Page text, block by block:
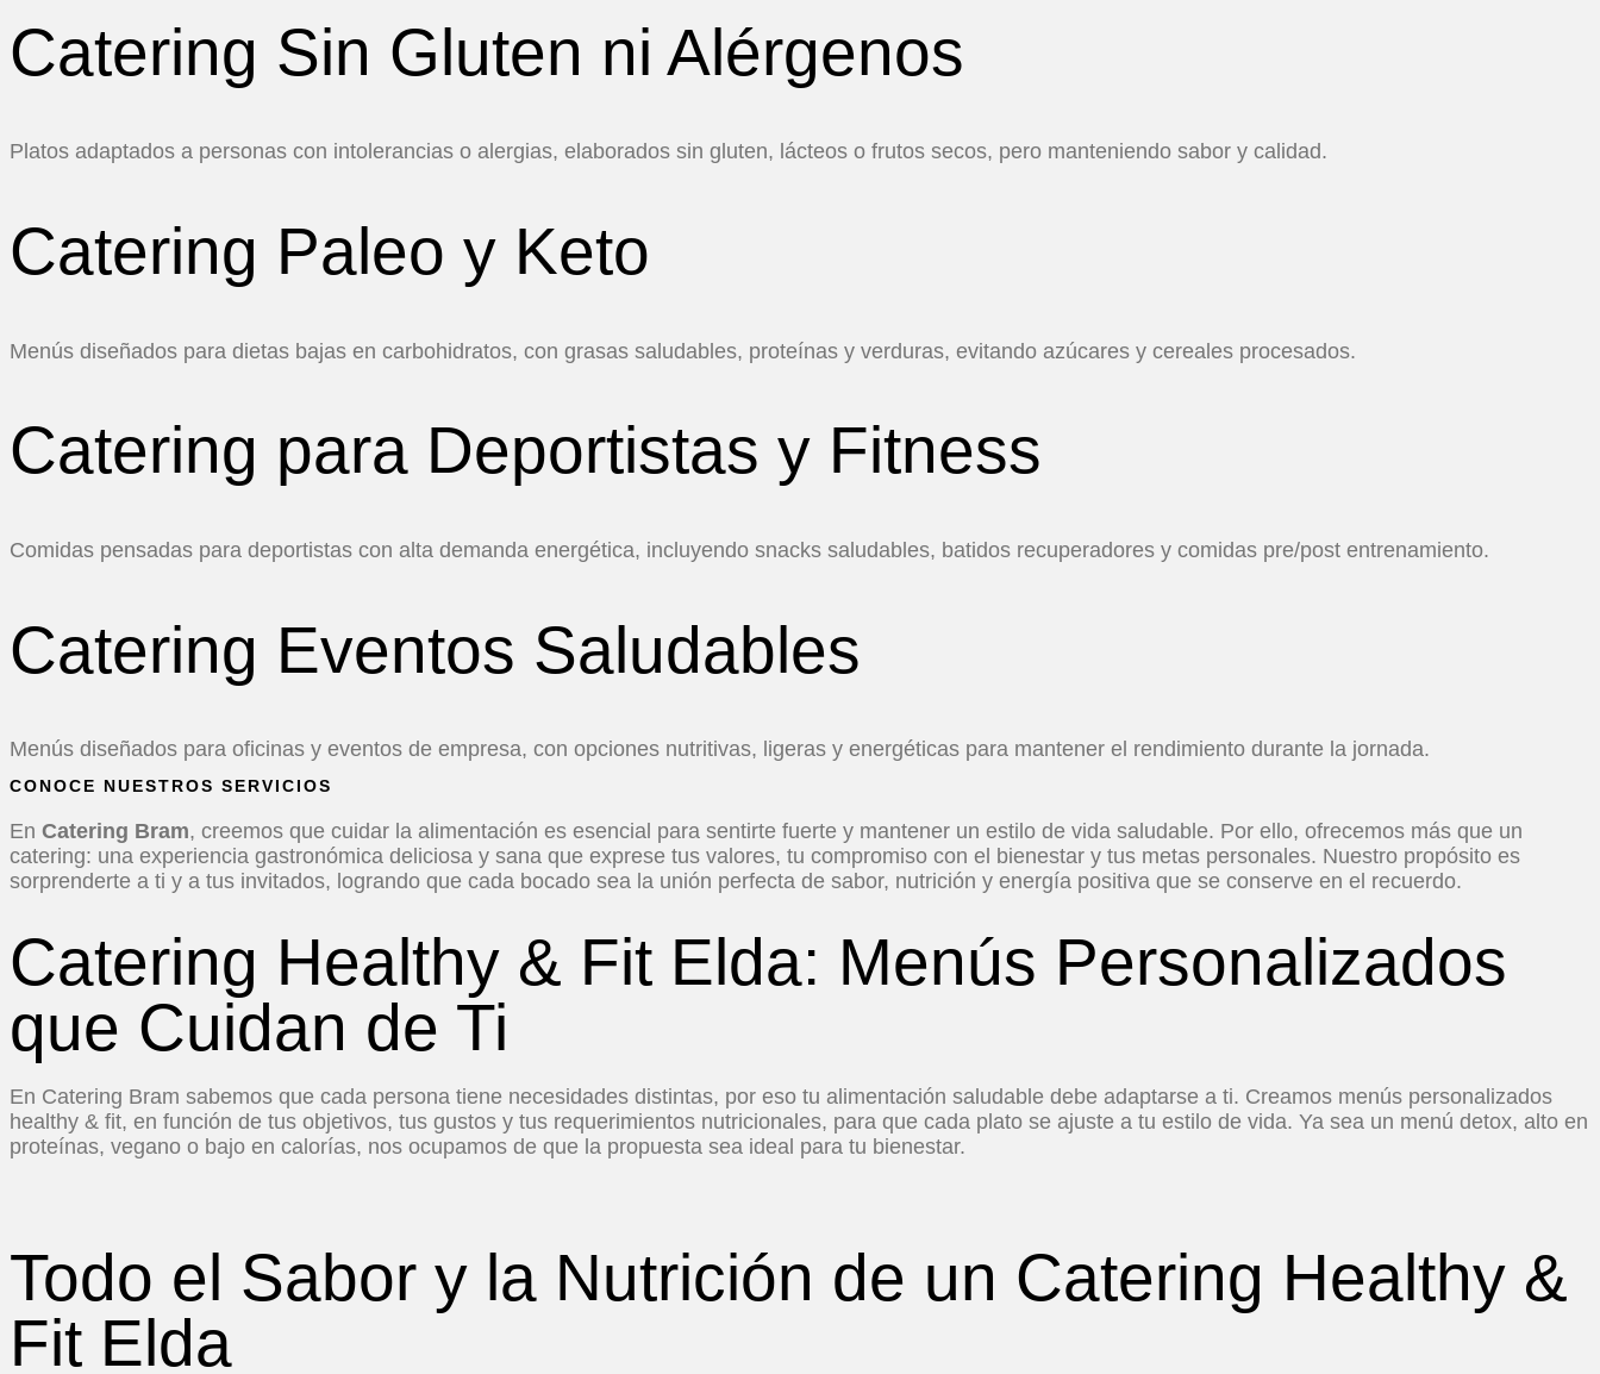
Catering Sin Gluten ni Alérgenos
Platos adaptados a personas con intolerancias o alergias, elaborados sin gluten, lácteos o frutos secos, pero manteniendo sabor y calidad.
Catering Paleo y Keto
Menús diseñados para dietas bajas en carbohidratos, con grasas saludables, proteínas y verduras, evitando azúcares y cereales procesados.
Catering para Deportistas y Fitness
Comidas pensadas para deportistas con alta demanda energética, incluyendo snacks saludables, batidos recuperadores y comidas pre/post entrenamiento.
Catering Eventos Saludables
Menús diseñados para oficinas y eventos de empresa, con opciones nutritivas, ligeras y energéticas para mantener el rendimiento durante la jornada.
CONOCE NUESTROS SERVICIOS
En Catering Bram, creemos que cuidar la alimentación es esencial para sentirte fuerte y mantener un estilo de vida saludable. Por ello, ofrecemos más que un
catering: una experiencia gastronómica deliciosa y sana que exprese tus valores, tu compromiso con el bienestar y tus metas personales. Nuestro propósito es
sorprenderte a ti y a tus invitados, logrando que cada bocado sea la unión perfecta de sabor, nutrición y energía positiva que se conserve en el recuerdo.
Catering Healthy & Fit Elda: Menús Personalizados
que Cuidan de Ti
En Catering Bram sabemos que cada persona tiene necesidades distintas, por eso tu alimentación saludable debe adaptarse a ti. Creamos menús personalizados
healthy & fit, en función de tus objetivos, tus gustos y tus requerimientos nutricionales, para que cada plato se ajuste a tu estilo de vida. Ya sea un menú detox, alto en
proteínas, vegano o bajo en calorías, nos ocupamos de que la propuesta sea ideal para tu bienestar.
Todo el Sabor y la Nutrición de un Catering Healthy &
Fit Elda